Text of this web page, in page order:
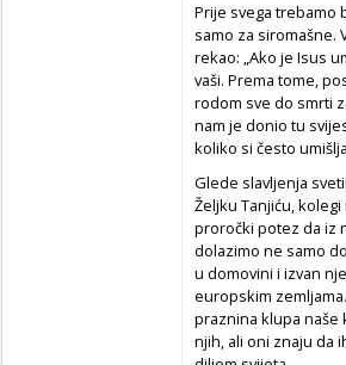
Prije svega trebamo
samo za siromašne.
rekao: „Ako je Isus
vaši. Prema tome,
rodom sve do smrti
nam je donio tu
koliko si često
Glede slavljenja
Željku Tanjiću,
proročki potez da iz
dolazimo ne samo
u domovini i izvan
europskim
praznina klupa naše
njih, ali oni znaju da